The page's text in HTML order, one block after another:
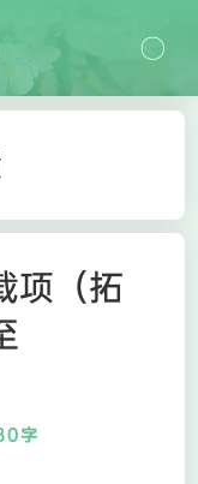
项（拓
字